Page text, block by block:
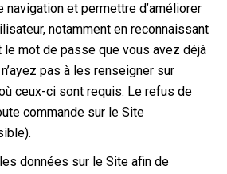
et permettre d’améliorer
notamment en reconnaissant
le mot de passe que vous avez déjà
pas à les renseigner sur
ceux-ci sont requis. Le refus de
commande sur le Site
données sur le Site afin de